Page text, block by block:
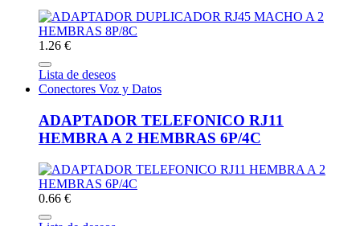
1.26 €
Lista de deseos
Conectores Voz y Datos
ADAPTADOR TELEFONICO RJ11
HEMBRA A 2 HEMBRAS 6P/4C
0.66 €